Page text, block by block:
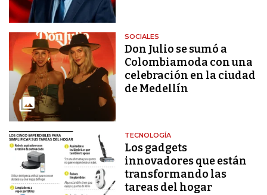
SOCIALES
Don Julio se sumó a
Colombiamoda con una
celebración en la ciudad
de Medellín
TECNOLOGÍA
Los gadgets
innovadores que están
transformando las
tareas del hogar